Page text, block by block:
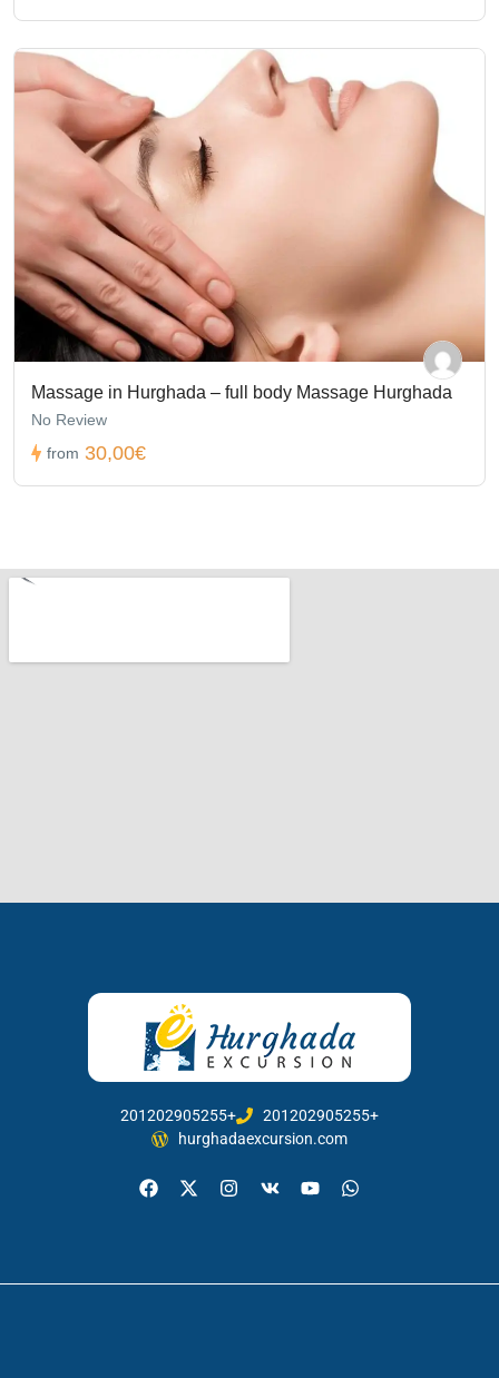
Massage in Hurghada – full body Massage Hurghada
No Review
from 30,00€
201202905255+
201202905255+
hurghadaexcursion.com